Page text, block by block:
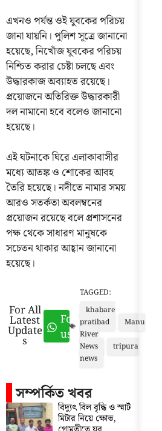
এখনও পর্যন্ত ওই যুবকের পরিচয়
জানা যায়নি। পুলিশ সূত্রে জানানো
হয়েছে, নিখোঁজ যুবকের পরিচয়
নিশ্চিত করার চেষ্টা চলছে এবং
উদ্ধারকাজ অব্যাহত রয়েছে।
প্রয়োজনে অতিরিক্ত উদ্ধারকারী
দল নামানো হবে বলেও জানানো
হয়েছে।
এই ঘটনাকে ঘিরে এলাকাবাসীর
মধ্যে আতঙ্ক ও শোকের আবহ
তৈরি হয়েছে। নদীতে নামার সময়
আরও সতর্কতা অবলম্বনের
প্রয়োজন রয়েছে বলে প্রশাসনের
পক্ষ থেকে সাধারণ মানুষকে
সচেতন থাকার আহ্বান জানানো
হয়েছে।
For All
Latest
Update
s
Follow
us
TAGGED:
khabare
pratibad
Manu
River
News
tripura
news
সম্পর্কিত খবর
বিদ্যুৎ বিল বৃদ্ধি ও স্মার্ট
মিটার নিয়ে ক্ষোভ,